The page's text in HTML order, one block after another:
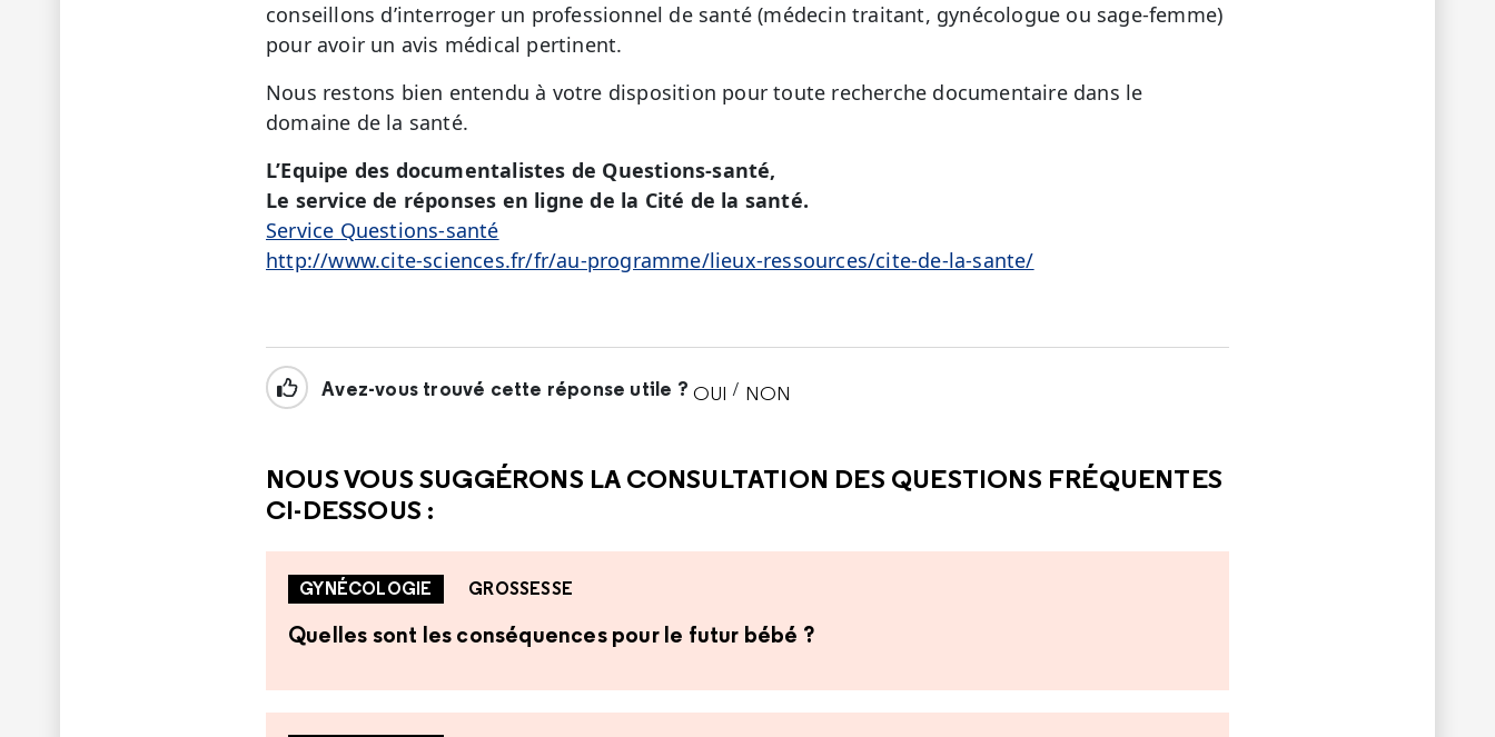
conseillons d’interroger un professionnel de santé (médecin traitant, gynécologue ou sage-femme)
pour avoir un avis médical pertinent.
Nous restons bien entendu à votre disposition pour toute recherche documentaire dans le
domaine de la santé.
L’Equipe des documentalistes de Questions-santé,
Le service de réponses en ligne de la Cité de la santé.
Service Questions-santé
http://www.cite-sciences.fr/fr/au-programme/lieux-ressources/cite-de-la-sante/
Avez-vous trouvé cette réponse utile ? OUI / NON
NOUS VOUS SUGGÉRONS LA CONSULTATION DES QUESTIONS FRÉQUENTES
CI-DESSOUS :
GYNÉCOLOGIE GROSSESSE
Quelles sont les conséquences pour le futur bébé ?